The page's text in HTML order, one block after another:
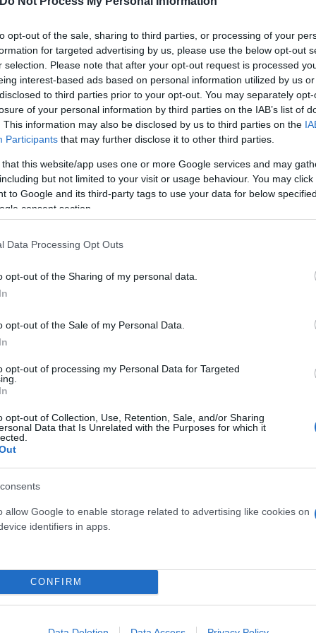
opt-out of the sale, sharing to third parties, or processing of your
for targeted advertising by us, please use the below opt-out
selection. Please note that after your opt-out request is processed
interest-based ads based on personal information utilized by us
to third parties prior to your opt-out. You may separately
of your personal information by third parties on the IAB’s list of
This information may also be disclosed by us to third parties on the
Participants that may further disclose it to other third parties.
that this website/app uses one or more Google services and may
but not limited to your visit or usage behaviour. You may
to Google and its third-party tags to use your data for below
consent section.
Data Processing Opt Outs
opt-out of the Sharing of my personal data.
opt-out of the Sale of my Personal Data.
opt-out of processing my Personal Data for Targeted
opt-out of Collection, Use, Retention, Sale, and/or Sharing
Data that Is Unrelated with the Purposes for which it
allow Google to enable storage related to advertising like cookies on
identifiers in apps.
CONFIRM
τροφών, όπως τα ωμά λαχανικά και το κρέας,
ότι η πιο έντονη μάσηση διεγείρει
πολύ μαλακά και ορισμένοι ειδικοί
γνάθων στα παιδιά.
γνάθοι έχουν συρρικνωθεί τόσο γρήγορα είναι
ζωή. Έτσι, απλά δεν αναπτύσσουν τους μύες
χώρες έχουν υποκύψει σε αυτό το κύμα
διατροφή των παιδιών», σημειώνει ο
και γευστικά - Πώς θα το φτιάξεις
φίλο της καρδιάς - «Βόμβα» πρωτεΐνης και
Δες πώς αυτή η λανθασμένη τακτική επηρεάζει